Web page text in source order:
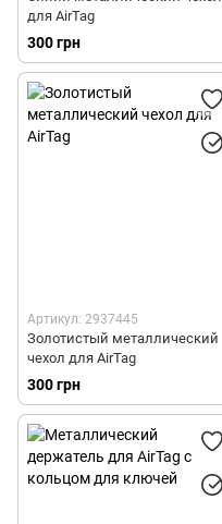
для AirTag
300 грн
Артикул: 2937445
Золотистый металлический
чехол для AirTag
300 грн